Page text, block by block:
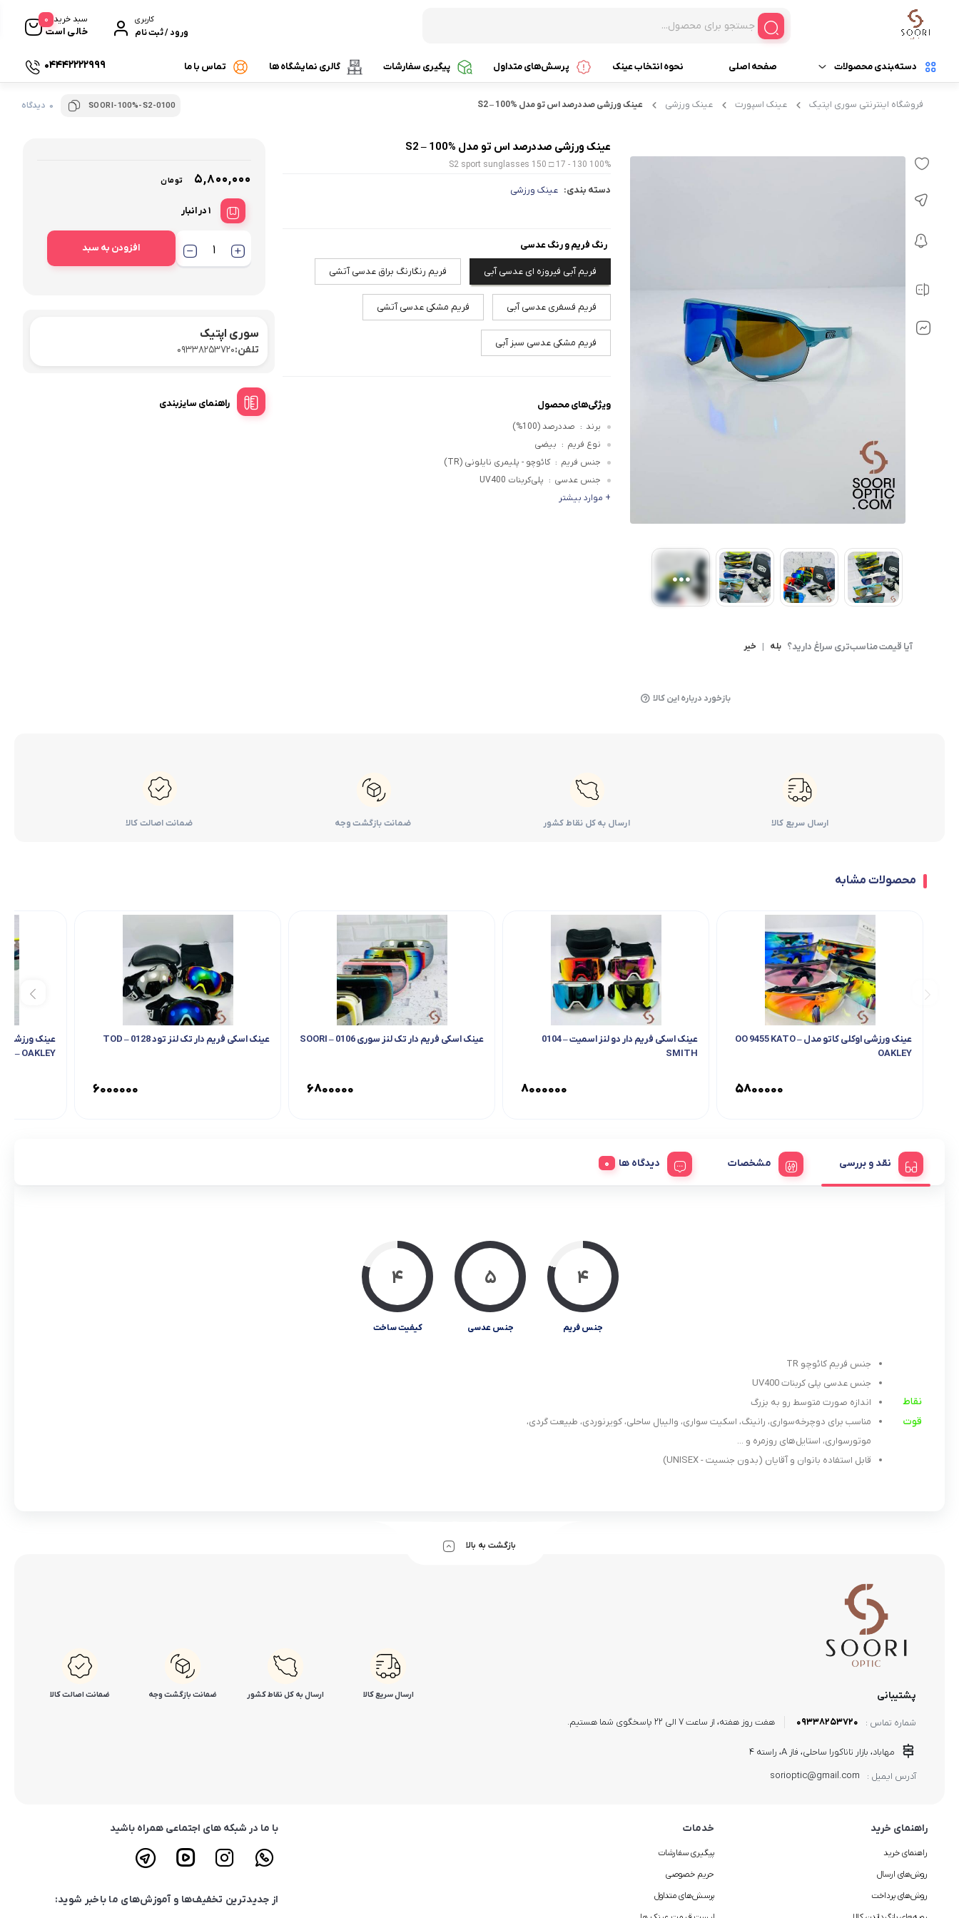
کاربری
ورود / ثبت نام
سبد خرید
خالی است
0
دسته‌‍بندی محصولات
عینک آفتابی عینک آفتابی زنانه
صفحه اصلی نحوه انتخاب عینک پرسش‌های متداول پیگیری سفارشات گالری نمایشگاه ها تماس با ما 04442222999
فروشگاه اینترنتی سوری اپتیک عینک اسپورت عینک ورزشی عینک ورزشی صددرصد اس تو مدل S2 – 100% SOORI-100%-S2-0100 0 دیدگاه
آیا قیمت مناسب‌تری سراغ دارید؟ بله | خیر
بازخورد درباره این کالا
عینک ورزشی صددرصد اس تو مدل S2 – 100%
100% S2 sport sunglasses 150 □ 17 - 130
دسته بندی: عینک ورزشی
رنگ فریم و رنگ عدسی
فریم آبی فیروزه ای عدسی آبی فریم رنگارنگ براق عدسی آتشی
فریم فسفری عدسی آبی فریم مشکی عدسی آتشی
فریم مشکی عدسی سبز آبی
ویژگی‌های محصول
برند :
صددرصد (100%)
نوع فریم :
بیضی
جنس فریم : کائوچو - پلیمری نایلونی (TR)
جنس عدسی :
پلی‌کربنات UV400
+ موارد بیشتر
۵,۸۰۰,۰۰۰ تومان
1 در انبار
افزودن به سبد
سوری اپتیک
تلفن:09338253720
راهنمای سایزبندی
ارسال سریع کالا ارسال به کل نقاط کشور ضمانت بازگشت وجه ضمانت اصالت کالا
محصولات مشابه
عینک ورزشی اوکلی کاتو مدل OO 9455 KATO –
OAKLEY
۵۸۰۰۰۰۰
عینک اسکی فریم دار دو لنز اسمیت – 0104
SMITH
۸۰۰۰۰۰۰
عینک اسکی فریم دار تک لنز سوری 0106 – SOORI
۶۸۰۰۰۰۰
عینک اسکی فریم دار تک لنز تود 0128 – TOD
۶۰۰۰۰۰۰
– OAKLEY
نقد و بررسی مشخصات دیدگاه ها
جنس فریم جنس عدسی کیفیت ساخت
نقاط
قوت
جنس فریم کائوچو TR
جنس عدسی پلی کربنات UV400
اندازه صورت متوسط رو به بزرگ
مناسب برای دوچرخه‌سواری، رانینگ، اسکیت سواری، والیبال ساحلی، کویرنوردی، طبیعت گردی،
موتورسواری، استایل‌های روزمره و ...
قابل استفاده بانوان و آقایان (بدون جنسیت - UNISEX)
بازگشت به بالا
پشتیبانی
شماره تماس : 09338253720 هفت روز هفته، از ساعت 7 الی 22 پاسخگوی شما هستیم.
مهاباد، بازار تاناکورا ساحلی، فاز A، راسته 4
آدرس ایمیل :
sorioptic@gmail.com
ارسال سریع کالا ارسال به کل نقاط کشور ضمانت بازگشت وجه ضمانت اصالت کالا
راهنمای خرید
راهنمای خرید
روش‌های ارسال
روش‌های پرداخت
خدمات
پیگیری سفارشات
حریم خصوصی
پرسش‌های متداول
با ما در شبکه های اجتماعی همراه باشید
از جدیدترین تخفیف‌ها و آموزش‌های ما باخبر شوید: